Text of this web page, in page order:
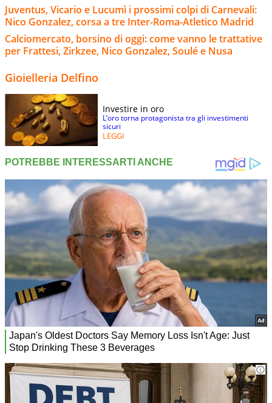
Juventus, Vicario e Lucumì i prossimi colpi di Carnevali:
Nico Gonzalez, corsa a tre Inter-Roma-Atletico Madrid
Calciomercato, borsino di oggi: come vanno le trattative
per Frattesi, Zirkzee, Nico Gonzalez, Soulé e Nusa
Gioielleria Delfino
Investire in oro
L’oro torna protagonista tra gli investimenti
sicuri
LEGGI